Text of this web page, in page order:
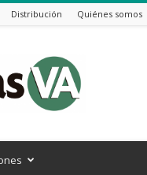
Distribución Quiénes somos